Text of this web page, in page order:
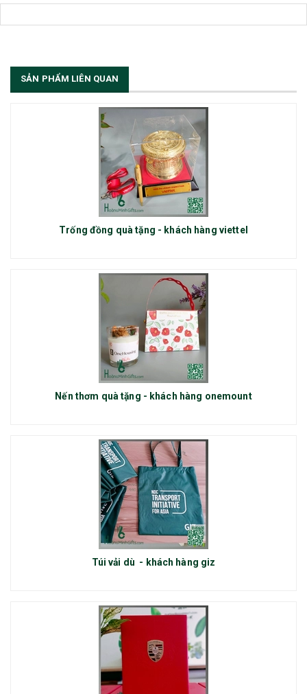
SẢN PHẨM LIÊN QUAN
Trống đồng quà tặng - khách hàng viettel
Nến thơm quà tặng - khách hàng onemount
Túi vải dù - khách hàng giz